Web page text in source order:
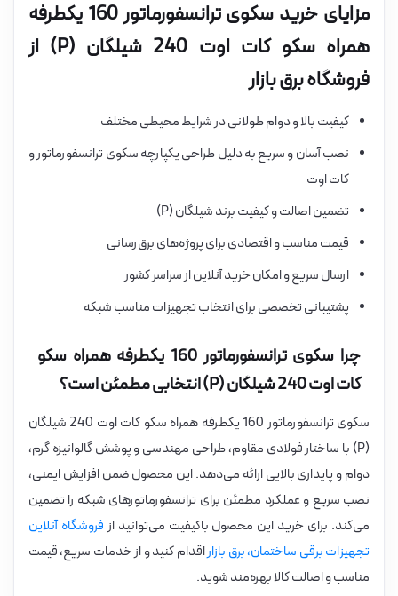
مزایای خرید سکوی ترانسفورماتور 160 یکطرفه
همراه سکو کات اوت 240 شیلگان (P) از
فروشگاه برق بازار
کیفیت بالا و دوام طولانی در شرایط محیطی مختلف
نصب آسان و سریع به دلیل طراحی یکپارچه سکوی ترانسفورماتور و
کات اوت
تضمین اصالت و کیفیت برند شیلگان (P)
قیمت مناسب و اقتصادی برای پروژه‌های برق‌رسانی
ارسال سریع و امکان خرید آنلاین از سراسر کشور
پشتیبانی تخصصی برای انتخاب تجهیزات مناسب شبکه
چرا سکوی ترانسفورماتور 160 یکطرفه همراه سکو
کات اوت 240 شیلگان (P) انتخابی مطمئن است؟
سکوی ترانسفورماتور 160 یکطرفه همراه سکو کات اوت 240 شیلگان
(P) با ساختار فولادی مقاوم، طراحی مهندسی و پوشش گالوانیزه گرم،
دوام و پایداری بالایی ارائه می‌دهد. این محصول ضمن افزایش ایمنی،
نصب سریع و عملکرد مطمئن برای ترانسفورماتورهای شبکه را تضمین
می‌کند. برای خرید این محصول باکیفیت می‌توانید ازفروشگاه آنلاین
تجهیزات برقی ساختمان، برق بازاراقدام کنید و از خدمات سریع، قیمت
مناسب و اصالت کالا بهره‌مند شوید.